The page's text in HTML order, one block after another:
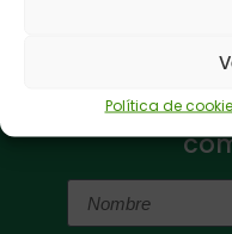
Política de